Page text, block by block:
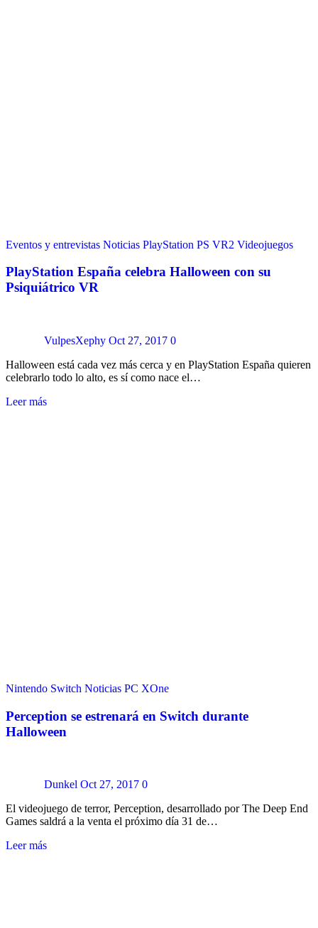
Eventos y entrevistas Noticias PlayStation PS VR2 Videojuegos
PlayStation España celebra Halloween con su
Psiquiátrico VR
VulpesXephy Oct 27, 2017 0
Halloween está cada vez más cerca y en PlayStation España quieren
celebrarlo todo lo alto, es sí como nace el…
Leer más
Nintendo Switch Noticias PC XOne
Perception se estrenará en Switch durante
Halloween
Dunkel Oct 27, 2017 0
El videojuego de terror, Perception, desarrollado por The Deep End
Games saldrá a la venta el próximo día 31 de…
Leer más